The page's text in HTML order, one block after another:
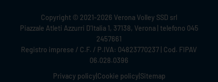
Copyright © 2021-2026 Verona Volley SSD srl
Piazzale Atleti Azzurri D'Italia 1, 37138, Verona | telefono 045
2457661
Registro imprese / C.F. / P.IVA: 04823770237 | Cod. FIPAV
06.028.0396
Privacy policy Cookie policy Sitemap